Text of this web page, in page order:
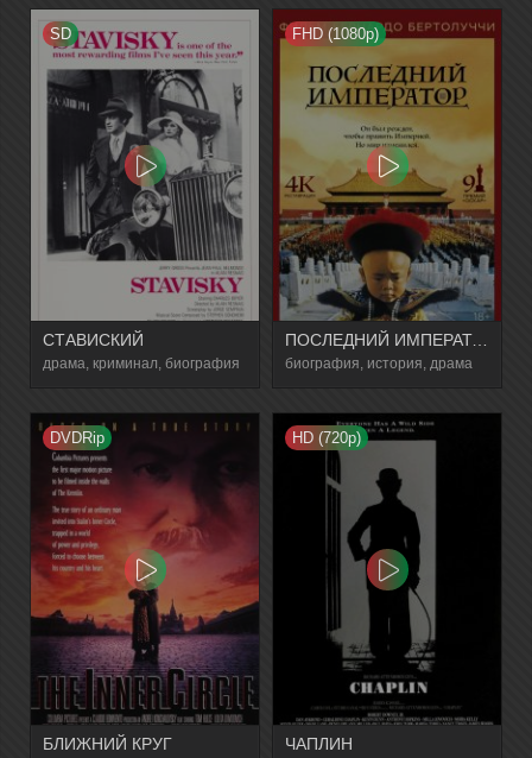
SD
СТАВИСКИЙ
драма, криминал, биография
FHD (1080p)
ПОСЛЕДНИЙ ИМПЕРАТОР
биография, история, драма
DVDRip
БЛИЖНИЙ КРУГ
HD (720p)
ЧАПЛИН